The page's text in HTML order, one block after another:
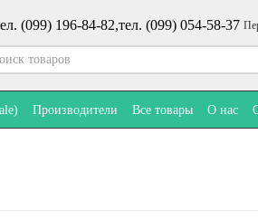
(099) 196-84-82,тел. (099) 054-58-37
Производители Все товары О нас